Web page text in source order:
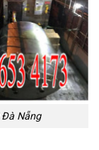
Nẵng